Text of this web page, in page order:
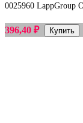
0025960 LappGroup
396,40 ₽